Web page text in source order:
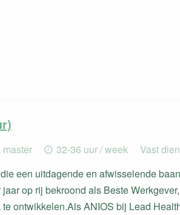
master 32-36 uur / week
Vast
een uitdagende en afwisselende
op rij bekroond als Beste
ontwikkelen.Als ANIOS bij Lead